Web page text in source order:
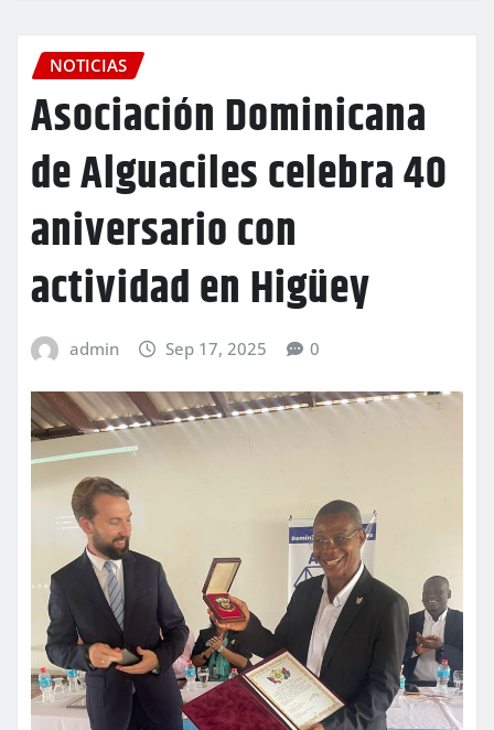
NOTICIAS
Asociación Dominicana
de Alguaciles celebra 40
aniversario con
actividad en Higüey
admin Sep 17, 2025 0